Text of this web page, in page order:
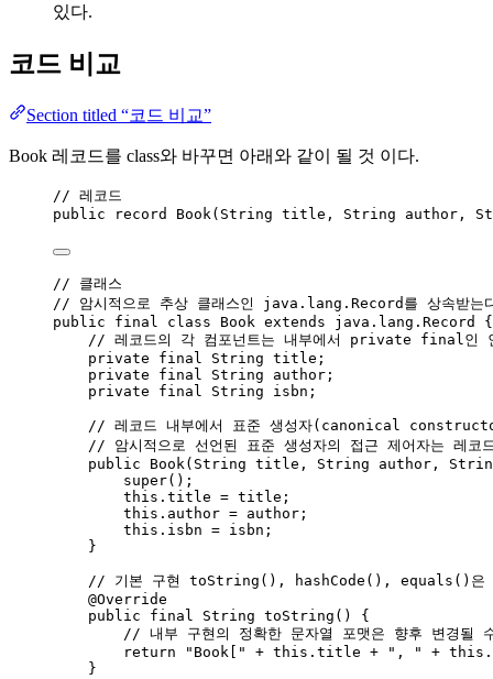
있다.
코드 비교
Section titled “코드 비교”
Book 레코드를 class와 바꾸면 아래와 같이 될 것 이다.
// 레코드
public
record Book( String title, String author,
// 클래스
// 암시적으로 추상 클래스인 java.lang.Record를 상속받는
public
final class Book extends java.lang. Record
{
// 레코드의 각 컴포넌트는 내부에서 private final인
private
final String title ;
private
final String author ;
private
final String isbn ;
// 레코드 내부에서 표준 생성자(canonical
// 암시적으로 선언된 표준 생성자의 접근 제어자는 레코
public
Book( String title , String author ,
super();
this . title = title;
this . author = author;
this . isbn = isbn;
}
// 기본 구현 toString(), hashCode(), equals()은
@Override
public
final String toString ()
{
// 내부 구현의 정확한 문자열 포맷은 향후 변경될
return
" Book[ " + this . title + " , " + this .
}